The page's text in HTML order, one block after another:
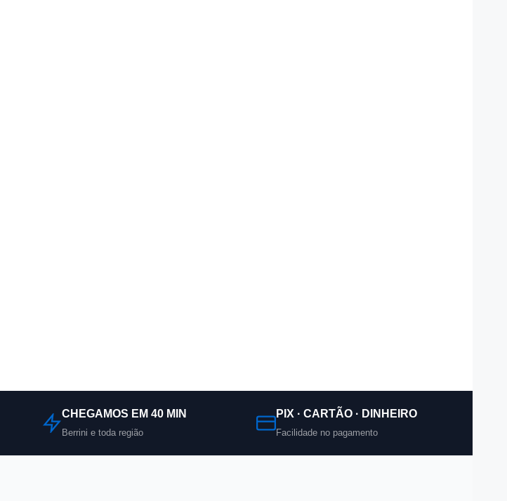
CHEGAMOS EM 40 MIN
Berrini e toda região
PIX · CARTÃO · DINHEIRO
Facilidade no pagamento